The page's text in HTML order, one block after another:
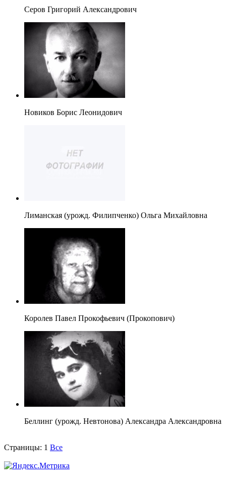
Серов Григорий Александрович
Новиков Борис Леонидович
Лиманская (урожд. Филипченко) Ольга Михайловна
Королев Павел Прокофьевич (Прокопович)
Беллинг (урожд. Невтонова) Александра Александровна
Страницы: 1 Все